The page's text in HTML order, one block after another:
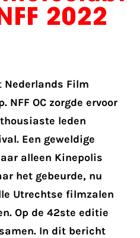
2022
Nederlands Film
NFF OC zorgde ervoor
leden
Een geweldige
alleen Kinepolis
het gebeurde, nu
Utrechtse filmzalen
Op de 42ste editie
In dit bericht